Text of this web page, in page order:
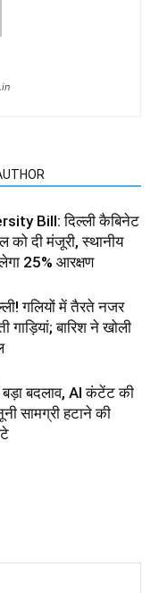
Bill: दिल्ली कैबिनेट
को दी मंजूरी, स्थानीय
25% आरक्षण
गलियों में तैरते नजर
बारिश ने खोली
बदलाव, AI कंटेंट की
सामग्री हटाने की